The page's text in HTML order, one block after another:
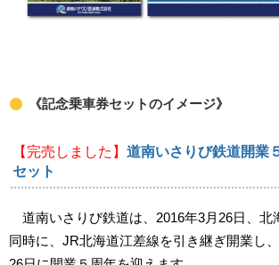
《記念乗車券セットのイメージ》
【完売しました】 道南いさりび鉄道開業
セット
道南いさりび鉄道は、2016年3月26日、北
同時に、JR北海道江差線を引き継ぎ開業し